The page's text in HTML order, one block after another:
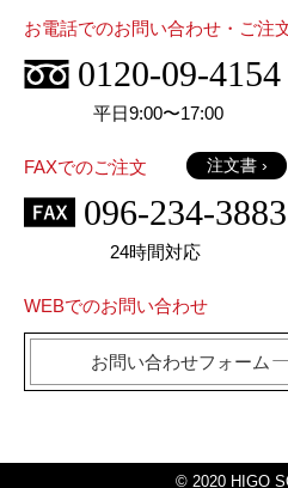
お電話でのお問い合わせ・ご注
0120-09-4154
平日9:00〜17:00
FAXでのご注文 注文書 ›
096-234-3883
24時間対応
WEBでのお問い合わせ
お問い合わせフォーム
© 2020 HIGO